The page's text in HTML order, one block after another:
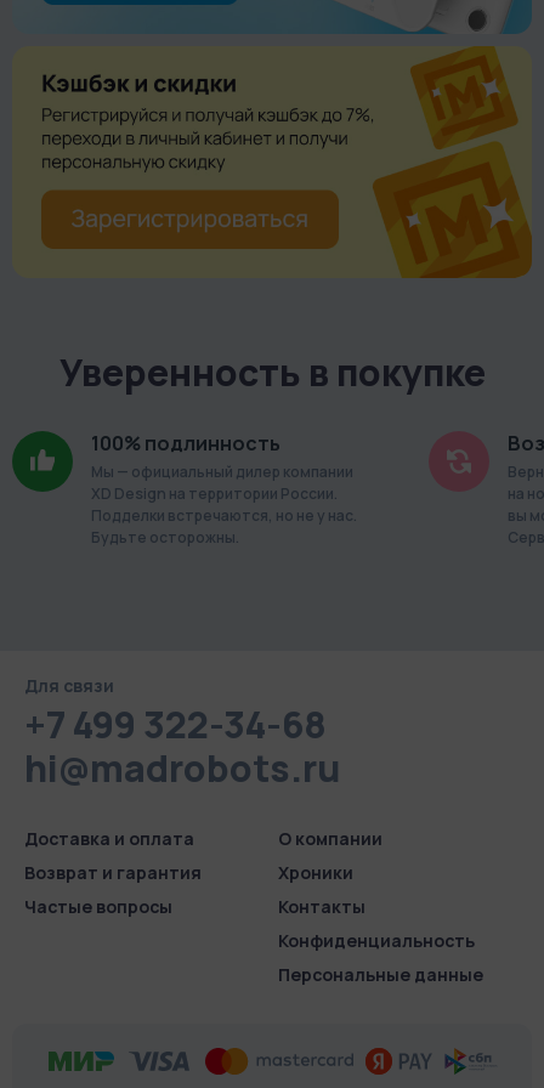
Уверенность в покупке
100% подлинность
Мы — официальный дилер компании
XD Design на территории России.
Подделки встречаются, но не у нас.
Будьте осторожны.
на
вы
Для связи
+7 499 322-34-68
hi@madrobots.ru
Доставка и оплата
Возврат и гарантия
Частые вопросы
О компании
Хроники
Контакты
Конфиденциаль­ность
Персональные данные